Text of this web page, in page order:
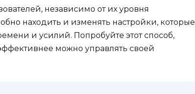
независимо от их уровня
находить и изменять настройки, которые
и усилий. Попробуйте этот способ,
можно управлять своей